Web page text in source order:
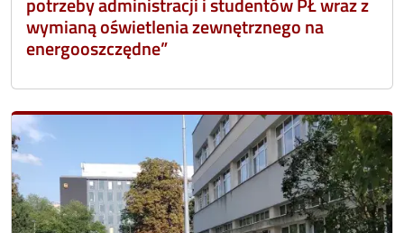
wymianą oświetlenia zewnętrznego na
energooszczędne”